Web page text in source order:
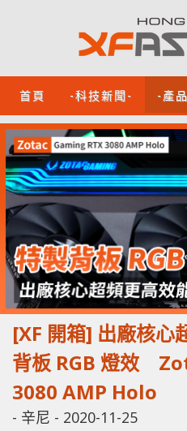
首頁 -科技新聞- -產
[XF 開箱] 出廠核
背板 RGB 燈效
3080 AMP Holo
- 辛尼 - 2020-11-25